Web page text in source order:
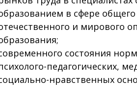
в сфере
и мирового
состояния
педагогических,
нравственных